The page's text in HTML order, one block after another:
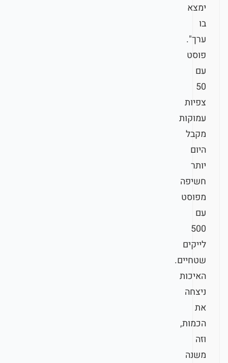
ימצא
בו
ערך".
פוסט
עם
50
צפיות
עמוקות
מקבל
היום
יותר
חשיפה
מפוסט
עם
500
לייקים
שטחיים.
האיכות
ניצחה
את
הכמות,
וזה
משנה